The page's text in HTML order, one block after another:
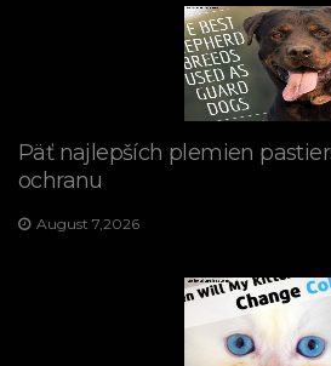
Päť najlepších plemien
ochranu
August 7,2026